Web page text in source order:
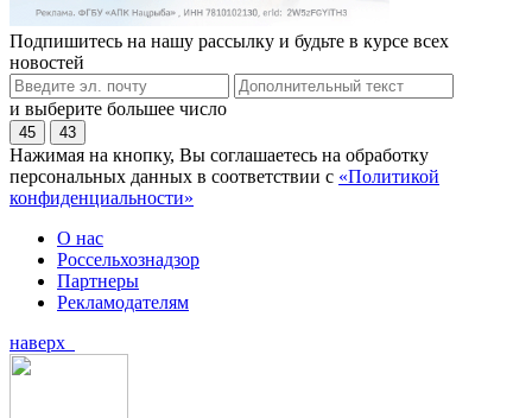
Подпишитесь на нашу рассылку и будьте в курсе всех
новостей
и выберите большее число
45 43
Нажимая на кнопку, Вы соглашаетесь на обработку
персональных данных в соответствии с «Политикой
конфиденциальности»
О нас
Россельхознадзор
Партнеры
Рекламодателям
наверх